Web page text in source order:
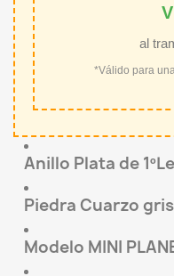
al
*Válido para
Anillo Plata de
Piedra Cuarzo
Modelo MINI